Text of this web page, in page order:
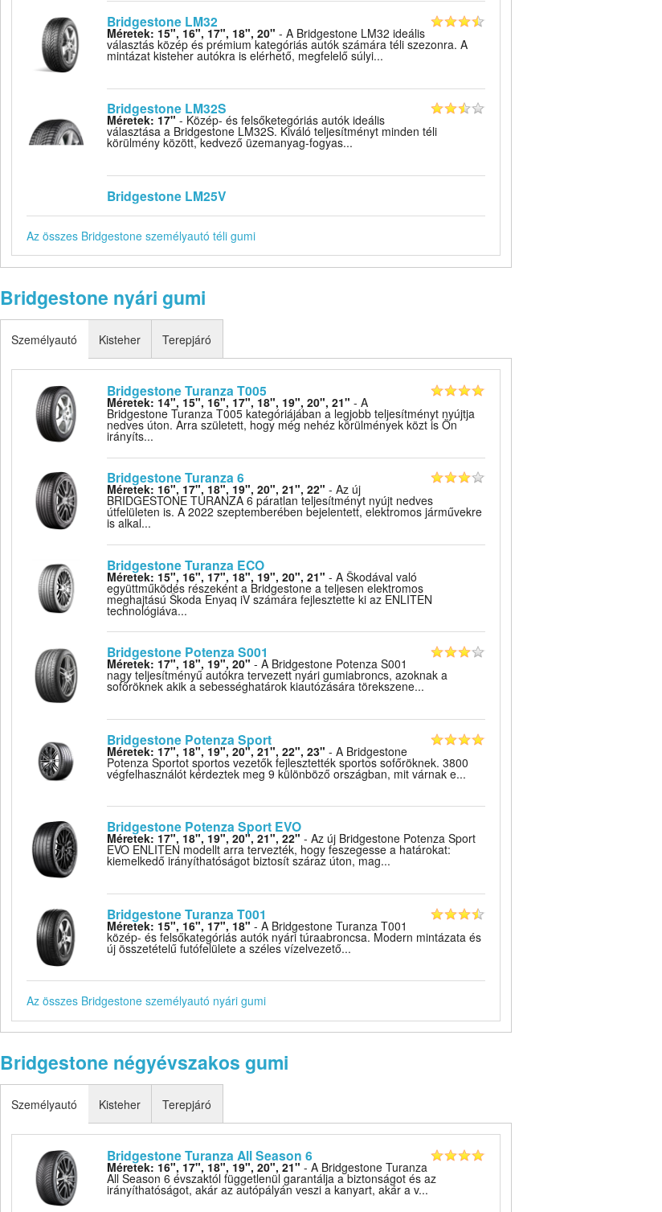
Bridgestone LM32
Méretek: 15", 16", 17", 18", 20" - A Bridgestone LM32 ideális
választás közép és prémium kategóriás autók számára téli szezonra. A
mintázat kisteher autókra is elérhető, megfelelő súlyi...
Bridgestone LM32S
Méretek: 17" - Közép- és felsőketegóriás autók ideális
választása a Bridgestone LM32S. Kiváló teljesítményt minden téli
körülmény között, kedvező üzemanyag-fogyas...
Bridgestone LM25V
Az összes Bridgestone személyautó téli gumi
Bridgestone nyári gumi
Személyautó
Bridgestone Turanza T005
Méretek: 14", 15", 16", 17", 18", 19", 20", 21" - A
Bridgestone Turanza T005 kategóriájában a legjobb teljesítményt nyújtja
nedves úton. Arra született, hogy még nehéz körülmények közt is Ön
irányíts...
Bridgestone Turanza 6
Méretek: 16", 17", 18", 19", 20", 21", 22" - Az új
BRIDGESTONE TURANZA 6 páratlan teljesítményt nyújt nedves
útfelületen is. A 2022 szeptemberében bejelentett, elektromos járművekre
is alkal...
Bridgestone Turanza ECO
Méretek: 15", 16", 17", 18", 19", 20", 21" - A Škodával való
együttműködés részeként a Bridgestone a teljesen elektromos
meghajtású Škoda Enyaq iV számára fejlesztette ki az ENLITEN
technológiáva...
Bridgestone Potenza S001
Méretek: 17", 18", 19", 20" - A Bridgestone Potenza S001
nagy teljesítményű autókra tervezett nyári gumiabroncs, azoknak a
sofőröknek akik a sebességhatárok kiautózására törekszene...
Bridgestone Potenza Sport
Méretek: 17", 18", 19", 20", 21", 22", 23" - A Bridgestone
Potenza Sportot sportos vezetők fejlesztették sportos sofőröknek. 3800
végfelhasználót kérdeztek meg 9 különböző országban, mit várnak e...
Bridgestone Potenza Sport EVO
Méretek: 17", 18", 19", 20", 21", 22" - Az új Bridgestone Potenza Sport
EVO ENLITEN modellt arra tervezték, hogy feszegesse a határokat:
kiemelkedő irányíthatóságot biztosít száraz úton, mag...
Bridgestone Turanza T001
Méretek: 15", 16", 17", 18" - A Bridgestone Turanza T001
közép- és felsőkategóriás autók nyári túraabroncsa. Modern mintázata és
új összetételű futófelülete a széles vízelvezető...
Az összes Bridgestone személyautó nyári gumi
Kisteher Terepjáró
Bridgestone négyévszakos gumi
Személyautó
Bridgestone Turanza All Season 6
Méretek: 16", 17", 18", 19", 20", 21" - A Bridgestone Turanza
All Season 6 évszaktól függetlenül garantálja a biztonságot és az
irányíthatóságot, akár az autópályán veszi a kanyart, akár a v...
Kisteher Terepjáró